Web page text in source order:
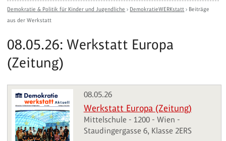
Demokratie & Politik für Kinder und Jugendliche › DemokratieWERKstatt › Beiträge
aus der Werkstatt
08.05.26: Werkstatt Europa
(Zeitung)
08.05.26
Werkstatt Europa (Zeitung)
Mittelschule - 1200 - Wien -
Staudingergasse 6, Klasse 2ERS